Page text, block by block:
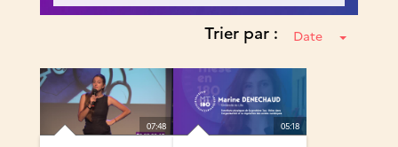
Trier par : Date
07:48 05:18